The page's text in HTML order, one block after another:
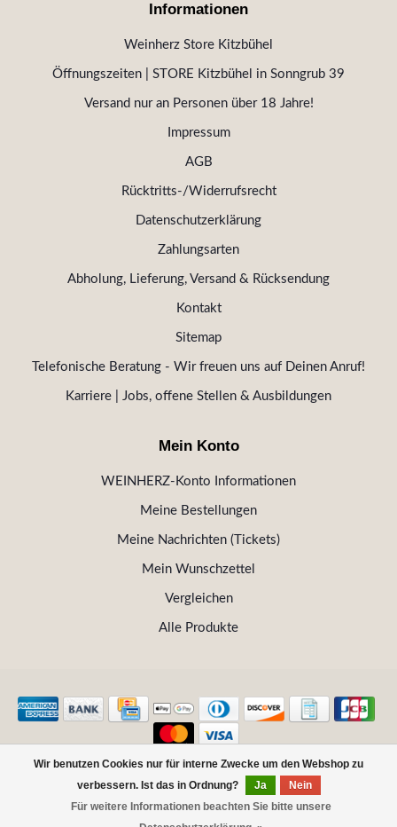
Wir benutzen Cookies nur für interne Zwecke um den Webshop zu
verbessern. Ist das in Ordnung?
Ja
Nein
Für weitere Informationen beachten Sie bitte unsere
Informationen
Weinherz Store Kitzbühel
Öffnungszeiten | STORE Kitzbühel in Sonngrub 39
Versand nur an Personen über 18 Jahre!
Impressum
AGB
Rücktritts-/Widerrufsrecht
Datenschutzerklärung
Zahlungsarten
Abholung, Lieferung, Versand & Rücksendung
Kontakt
Sitemap
Telefonische Beratung - Wir freuen uns auf Deinen Anruf!
Karriere | Jobs, offene Stellen & Ausbildungen
Mein Konto
WEINHERZ-Konto Informationen
Meine Bestellungen
Meine Nachrichten (Tickets)
Mein Wunschzettel
Vergleichen
Alle Produkte
© Copyright 2026 WEINHERZ Kitzbühel - Die VINOTHEK in
FILTER